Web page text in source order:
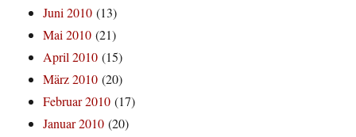
Juni 2010 (13)
Mai 2010 (21)
April 2010 (15)
März 2010 (20)
Februar 2010 (17)
Januar 2010 (20)